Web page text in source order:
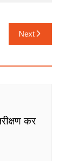
Next
कर